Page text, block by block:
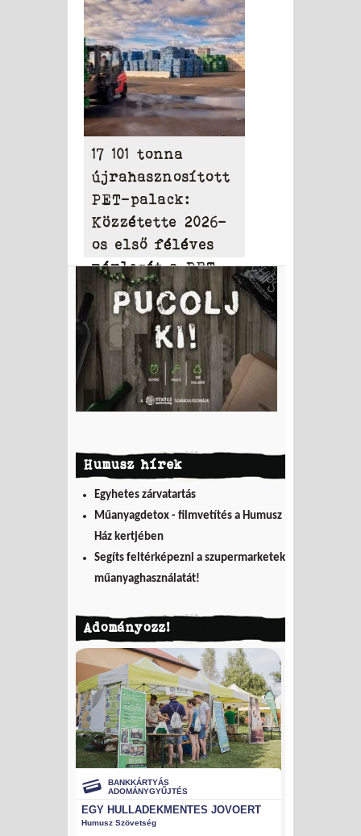
milliárd dollárt
17 101 tonna
újrahasznosított
PET-palack:
Közzétette 2026-
os első féléves
mérlegét a PET
to PET
Humusz hírek
Egyhetes zárvatartás
Műanyagdetox - filmvetítés a Humusz
Ház kertjében
Segíts feltérképezni a szupermarketek
műanyaghasználatát!
Adományozz!